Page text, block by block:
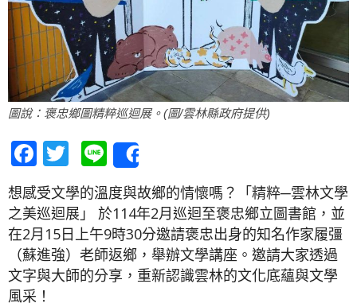
圖說：褒忠鄉圖精粹巡迴展。(圖/雲林縣政府提供)
Facebook
Twitter
Line
想感受文學的溫度與故鄉的情懷嗎？「精粹─雲林文學
之美巡迴展」 於114年2月巡迴至褒忠鄉立圖書館，並
在2月15日上午9時30分邀請褒忠出身的知名作家履彊
（蘇進強）老師返鄉，舉辦文學講座。邀請大家透過
文字與大師的分享，重新認識雲林的文化底蘊與文學
風采！